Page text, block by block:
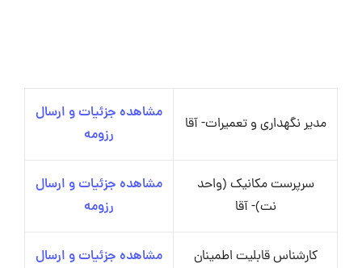
مدیر نگهداری و تعمیرات- آقا
مشاهده جزئیات و ارسال
رزومه
سرپرست مکانیک (واحد
نت)- آقا
مشاهده جزئیات و ارسال
رزومه
کارشناس قابلیت اطمینان
مشاهده جزئیات و ارسال